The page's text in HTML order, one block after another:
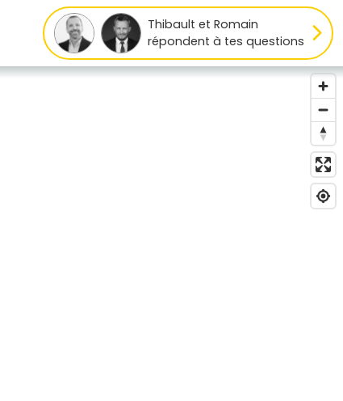
Thibault et Romain
répondent à tes questions